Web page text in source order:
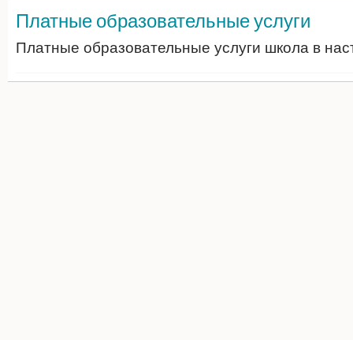
Платные образовательные услуги
Платные образовательные услуги школа в